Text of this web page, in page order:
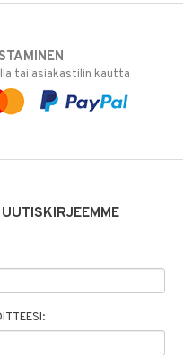
tai asiakastilin kautta